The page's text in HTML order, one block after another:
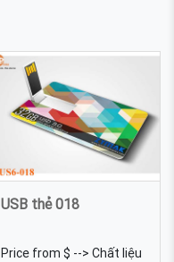
USB thẻ 018
Price from $ --> Chất liệu